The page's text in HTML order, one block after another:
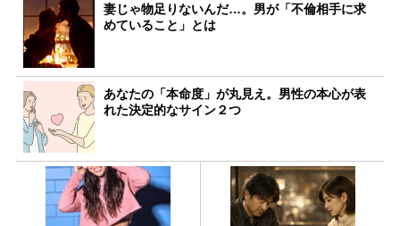
妻じゃ物足りないんだ…。男が「不倫相手に求
めていること」とは
あなたの「本命度」が丸見え。男性の本心が表
れた決定的なサイン２つ